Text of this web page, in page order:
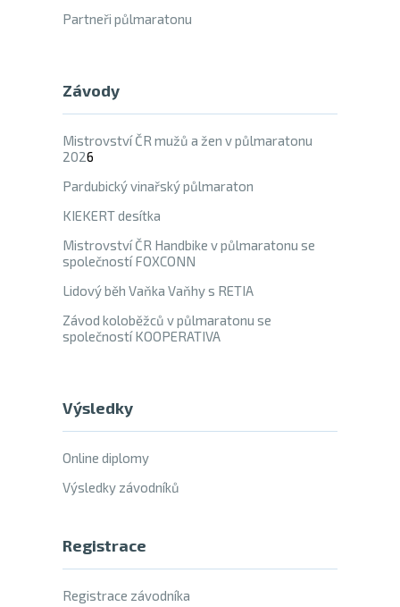
Partneři půlmaratonu
Závody
Mistrovství ČR mužů a žen v půlmaratonu
2026
Pardubický vinařský půlmaraton
KIEKERT desítka
Mistrovství ČR Handbike v půlmaratonu se
společností FOXCONN
Lidový běh Vaňka Vaňhy s RETIA
Závod koloběžců v půlmaratonu se
společností KOOPERATIVA
Výsledky
Online diplomy
Výsledky závodníků
Registrace
Registrace závodníka